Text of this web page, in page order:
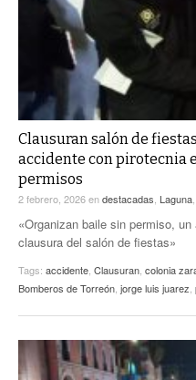
Clausuran salón de
accidente con pirotecnia
permisos
2 febrero, 2026endestacadas Laguna
«Organizan baile sin permiso,
clausura del salón de fiestas»
Tags: accidente Clausuran colonia
Bomberos de Torreón jorge luis juarez